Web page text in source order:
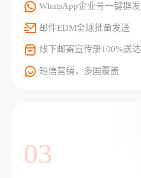
WhatsApp企业号一键群发
邮件EDM全球批量发送
线下邮寄宣传册100%送达
短信营销，多国覆盖
03